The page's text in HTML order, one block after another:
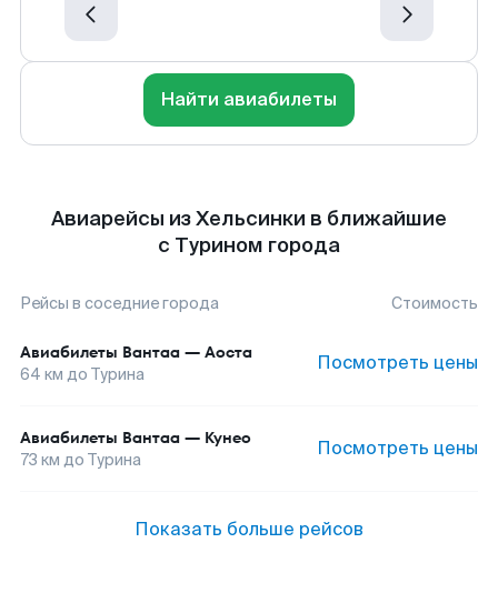
Найти авиабилеты
Авиарейсы из Хельсинки в ближайшие
с Турином города
Рейсы в соседние города Стоимость
Авиабилеты Вантаа — Аоста
64 км до Турина Посмотреть цены
Авиабилеты Вантаа — Кунео
73 км до Турина Посмотреть цены
Показать больше рейсов